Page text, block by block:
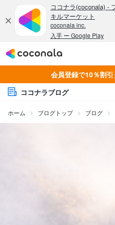
会員登録で10％割引
ココナラブログ
ホーム ブログトップ ブログ